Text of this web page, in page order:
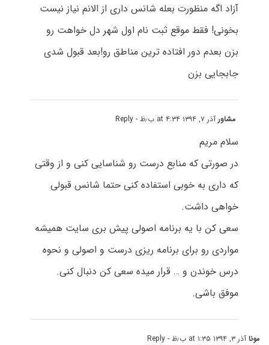
آزاد اگه منظورت بعله شانس داری از الانم نیاز نیست
بخونی! فقط موقع ثبت نام اول شهر دل خواهت رو
بزن بعدم دور افتاده ترین مناطق رو!بعد قبول شدی
جابجایی بزن
مشاور آذر ۷, ۱۳۹۴ at ۴:۳۴ ب٫ظ - Reply
سلام مریم
در صورتی که منابع درست رو شناسایی کنی و از وقتی
که داری به خوبی استفاده کنی حتما شانس قبولی
خواهی داشت.
سعی کن با یه برنامه اصولی پیش بری سایت همیشه
مواردی رو برای برنامه ریزی درست و اصولی و نحوه
درس خوندن و … قرار میده سعی کن دنبال کنی.
موفق باشی.
موناآذر ۳, ۱۳۹۴ at ۱:۳۵ ب٫ظ - Reply